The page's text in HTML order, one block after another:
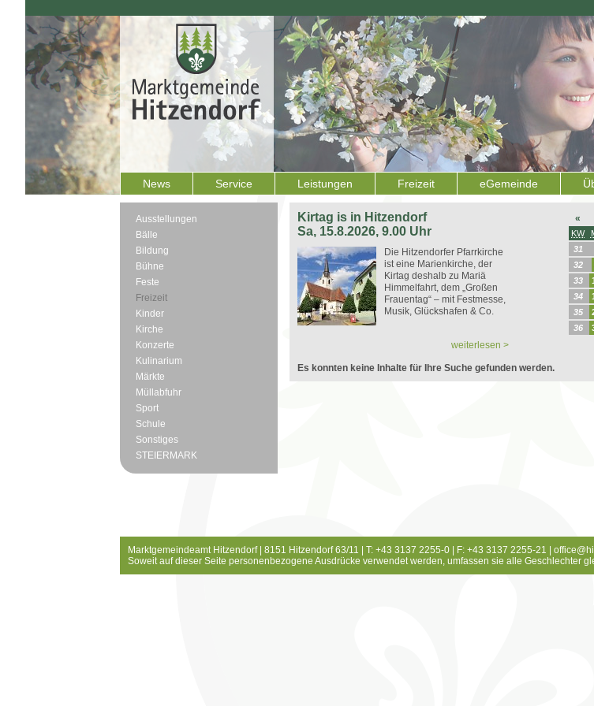
News Service Leistungen Freizeit eGemeinde
Ausstellungen
Bälle
Bildung
Bühne
Feste
Freizeit
Kinder
Kirche
Konzerte
Kulinarium
Märkte
Müllabfuhr
Sport
Schule
Sonstiges
STEIERMARK
Kirtag is in Hitzendorf
Sa, 15.8.2026, 9.00 Uhr
Die Hitzendorfer Pfarrkirche
ist eine Marienkirche, der
Kirtag deshalb zu Mariä
Himmelfahrt, dem „Großen
Frauentag“ – mit Festmesse,
Musik, Glückshafen & Co.
weiterlesen >
«
KW
31
32
33
34
35
36
Es konnten keine Inhalte für Ihre Suche gefunden werden.
Marktgemeindeamt Hitzendorf | 8151 Hitzendorf 63/11 | T: +43 3137 2255-0 | F: +43 3137 2255-21 |
Soweit auf dieser Seite personenbezogene Ausdrücke verwendet werden, umfassen sie alle Geschlechter